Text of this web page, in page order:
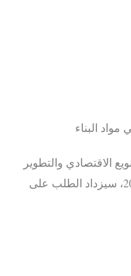
البناء
الاقتصادي والتطوير
الحضري. ومع تسارع مشاريع رؤية 2030، سيزداد الطلب على